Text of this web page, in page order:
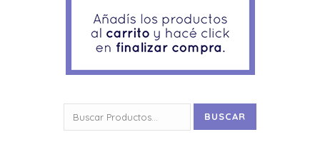
por:
BUSCAR